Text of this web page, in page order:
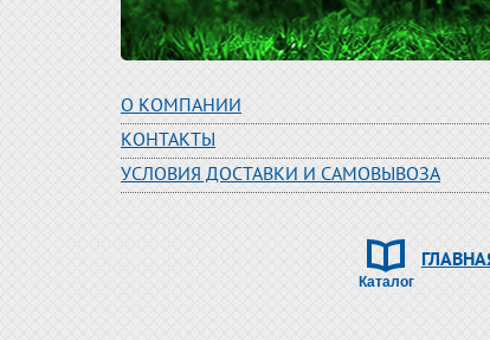
О КОМПАНИИ
КОНТАКТЫ
УСЛОВИЯ ДОСТАВКИ И САМОВЫВОЗА